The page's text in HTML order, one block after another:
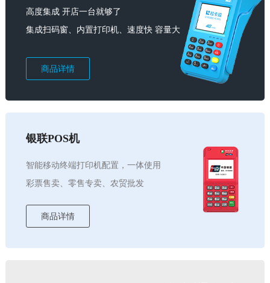
高度集成 开店一台就够了
集成扫码窗、内置打印机、速度快 容量大
商品详情
银联POS机
智能移动终端打印机配置，一体使用
彩票售卖、零售专卖、农贸批发
商品详情